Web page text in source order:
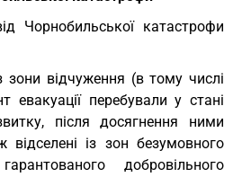
Чорнобильської катастрофи
зони відчуження (в тому числі
евакуації перебували у стані
після досягнення ними
відселені із зон безумовного
добровільного